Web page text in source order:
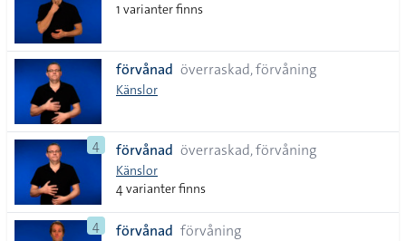
1 varianter finns
förvånad överraskad, förvåning
Känslor
4 förvånad överraskad, förvåning
Känslor
4 varianter finns
4 förvånad förvåning